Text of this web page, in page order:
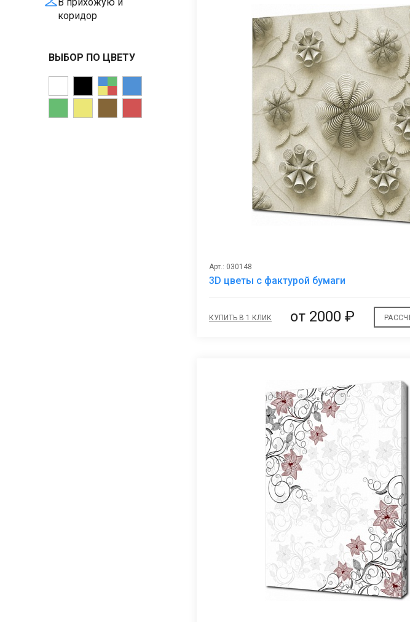
коридор
ВЫБОР ПО ЦВЕТУ
Арт.: 030148
3D цветы с фактурой бумаги
КУПИТЬ В 1 КЛИК от 2000 ₽